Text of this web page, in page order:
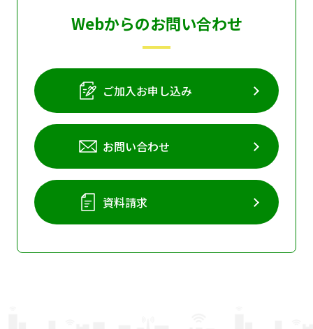
Webからのお問い合わせ
ご加入お申し込み
お問い合わせ
資料請求